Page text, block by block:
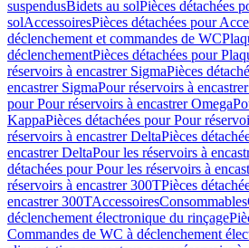
suspendusBidets au solPièces détachées
solAccessoiresPièces détachées pour
déclenchement et commandes de WC
déclenchementPièces détachées pour
réservoirs à encastrer SigmaPièces
encastrer SigmaPour réservoirs à
pour Pour réservoirs à encastrer Omega
KappaPièces détachées pour Pour
réservoirs à encastrer DeltaPièces
encastrer DeltaPour les réservoirs à
détachées pour Pour les réservoirs à
réservoirs à encastrer 300TPièces
encastrer 300TAccessoiresConsommables
déclenchement électronique du rinçage
Commandes de WC à déclenchement